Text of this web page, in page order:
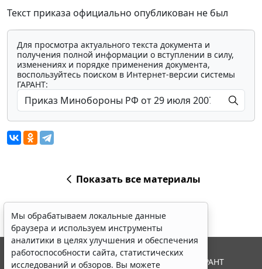
Текст приказа официально опубликован не был
Для просмотра актуального текста документа и
получения полной информации о вступлении в силу,
изменениях и порядке применения документа,
воспользуйтесь поиском в Интернет-версии системы
ГАРАНТ:
Показать все материалы
Мы обрабатываем локальные данные
браузера и используем инструменты
аналитики в целях улучшения и обеспечения
работоспособности сайта, статистических
исследований и обзоров. Вы можете
© ООО "НПП "ГАРАНТ-СЕРВИС", 2026. Система ГАРАНТ